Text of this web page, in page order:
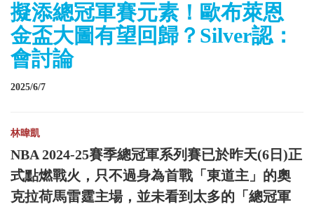
擬添總冠軍賽元素！歐布萊恩
金盃大圖有望回歸？Silver認：
會討論
2025/6/7
林暐凱
NBA 2024-25賽季總冠軍系列賽已於昨天(6日)正
式點燃戰火，只不過身為首戰「東道主」的奧
克拉荷馬雷霆主場，並未看到太多的「總冠軍